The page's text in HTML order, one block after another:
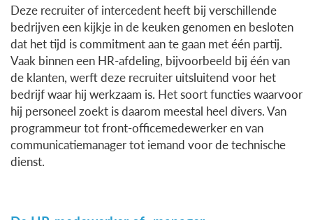
Deze recruiter of intercedent heeft bij verschillende
bedrijven een kijkje in de keuken genomen en besloten
dat het tijd is commitment aan te gaan met één partij.
Vaak binnen een HR-afdeling, bijvoorbeeld bij één van
de klanten, werft deze recruiter uitsluitend voor het
bedrijf waar hij werkzaam is. Het soort functies waarvoor
hij personeel zoekt is daarom meestal heel divers. Van
programmeur tot front-officemedewerker en van
communicatiemanager tot iemand voor de technische
dienst.